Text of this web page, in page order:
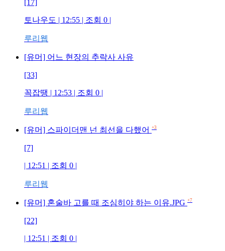
[17]
토나우도 | 12:55 | 조회 0 |
루리웹
[유머] 어느 현장의 추락사 사유
[33]
꼭잡땡 | 12:53 | 조회 0 |
루리웹
[유머] 스파이더맨 넌 최선을 다했어 +3
[7]
| 12:51 | 조회 0 |
루리웹
[유머] 혼술바 고를 때 조심히야 하는 이유.JPG +7
[22]
| 12:51 | 조회 0 |